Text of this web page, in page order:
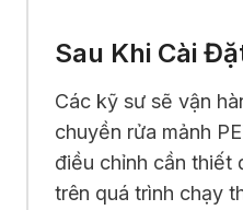
Sau Khi Cài
Các kỹ sư sẽ vận
chuyền rửa mảnh
điều chỉnh cần thiết
trên quá trình chạy